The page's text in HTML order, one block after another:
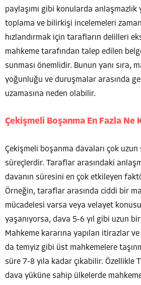
paylaşımı gibi konularda anlaşmazlık
toplama ve bilirkişi incelemeleri zaman
hızlandırmak için tarafların delilleri
mahkeme tarafından talep edilen
sunması önemlidir. Bunun yanı sıra,
yoğunluğu ve duruşmalar arasında
uzamasına neden olabilir.
Çekişmeli Boşanma En Fazla Ne
Çekişmeli boşanma davaları çok
süreçlerdir. Taraflar arasındaki
davanın süresini en çok etkileyen
Örneğin, taraflar arasında ciddi bir
mücadelesi varsa veya velayet
yaşanıyorsa, dava 5-6 yıl gibi uzun
Mahkeme kararına yapılan itirazlar
da temyiz gibi üst mahkemelere
süre 7-8 yıla kadar çıkabilir. Özellikle
dava yüküne sahip ülkelerde